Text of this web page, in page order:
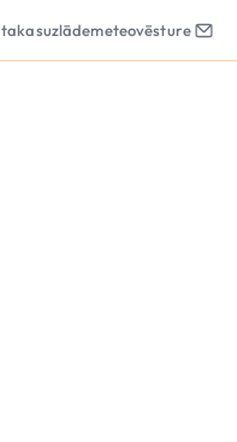
takasuzlādemeteovēsture